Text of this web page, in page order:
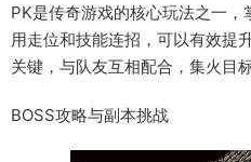
PK是传奇游戏的核心玩法之一
用走位和技能连招，可以有效提
关键，与队友互相配合，集火目
BOSS攻略与副本挑战